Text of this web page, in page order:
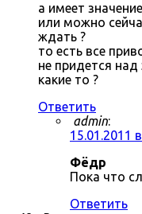
а имеет
или можно
ждать ?
то есть все
не придется
какие то ?
Ответить
admin:
15.01.2011
Фёдр
Пока что
Ответить